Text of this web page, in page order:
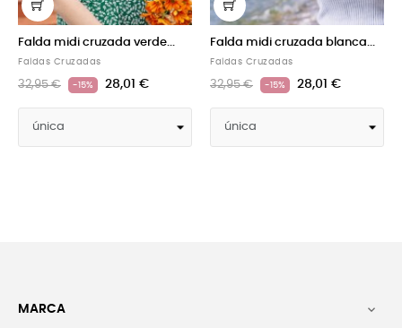
Falda midi cruzada blanca...
Faldas Cruzadas
32,95 € -15%
Falda midi cruzada...
Faldas Cruzadas
32,95 € -15%
MARCA 